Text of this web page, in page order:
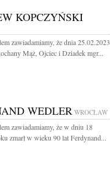
KOPCZYŃSKI
zawiadamiamy, że dnia 25.02.2023
Mąż, Ojciec i Dziadek mgr...
WEDLER WROCŁAW
zawiadamiamy, że w dniu 18
zmarł w wieku 90 lat Ferdynand...